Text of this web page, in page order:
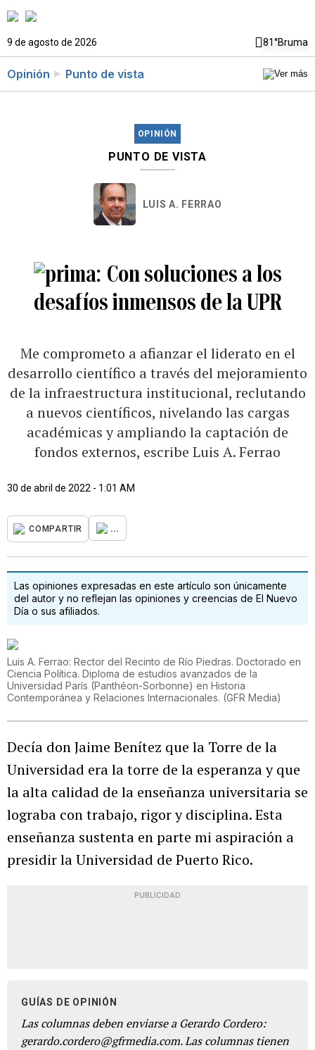
9 de agosto de 2026 81°Bruma
Opinión Punto de vista
OPINIÓN
PUNTO DE VISTA
LUIS A. FERRAO
Con soluciones a los
desafíos inmensos de la UPR
Me comprometo a afianzar el liderato en el
desarrollo científico a través del mejoramiento
de la infraestructura institucional, reclutando
a nuevos científicos, nivelando las cargas
académicas y ampliando la captación de
fondos externos, escribe Luis A. Ferrao
30 de abril de 2022 - 1:01 AM
COMPARTIR ...
Las opiniones expresadas en este artículo son únicamente
del autor y no reflejan las opiniones y creencias de El Nuevo
Día o sus afiliados.
Luis A. Ferrao: Rector del Recinto de Río Piedras. Doctorado en
Ciencia Política. Diploma de estudios avanzados de la
Universidad París (Panthéon-Sorbonne) en Historia
Contemporánea y Relaciones Internacionales. (GFR Media)
Decía don Jaime Benítez que la Torre de la
Universidad era la torre de la esperanza y que
la alta calidad de la enseñanza universitaria se
lograba con trabajo, rigor y disciplina. Esta
enseñanza sustenta en parte mi aspiración a
presidir la Universidad de Puerto Rico.
PUBLICIDAD
GUÍAS DE OPINIÓN
Las columnas deben enviarse a Gerardo Cordero:
gerardo.cordero@gfrmedia.com. Las columnas tienen